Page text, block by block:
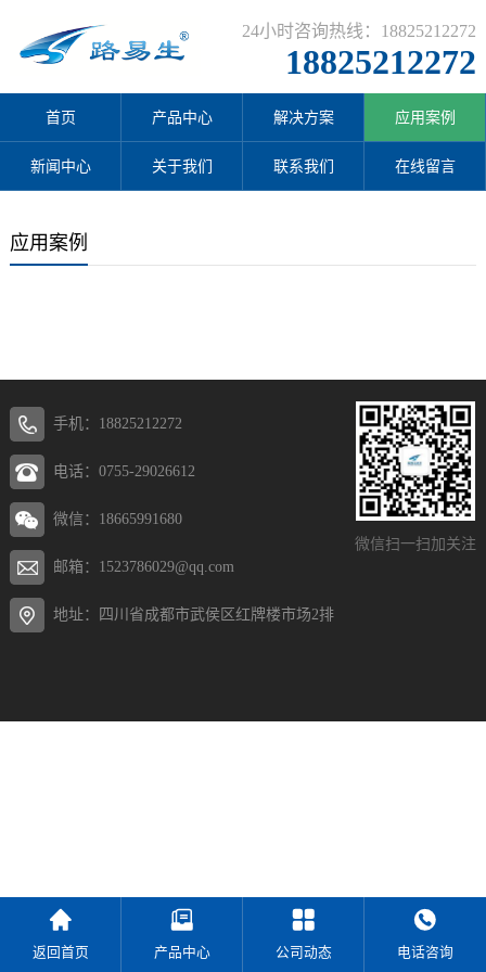
24小时咨询热线：18825212272
18825212272
首页 产品中心 解决方案 应用案例
新闻中心 关于我们 联系我们 在线留言
应用案例
微信扫一扫加关注
手机：18825212272
电话：0755-29026612
微信：18665991680
邮箱：1523786029@qq.com
地址：四川省成都市武侯区红牌楼市场2排
返回首页 产品中心 公司动态 电话咨询